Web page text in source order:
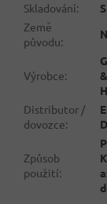
Skladování:
Země
původu:
Výrobce:
Distributor /
dovozce:
Způsob
použití: